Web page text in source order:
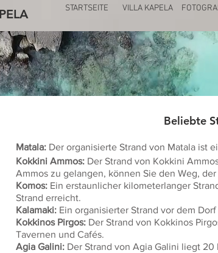
STARTSEITE VILLA KAPELA
Beliebte
Matala: Der organisierte Strand von Matala ist
Kokkini Ammos: Der Strand von Kokkini
Ammos zu gelangen, können Sie den Weg,
Komos: Ein erstaunlicher kilometerlanger
Strand erreicht.
Kalamaki: Ein organisierter Strand vor dem
Kokkinos Pirgos: Der Strand von Kokkinos
Tavernen und Cafés.
Agia Galini: Der Strand von Agia Galini liegt